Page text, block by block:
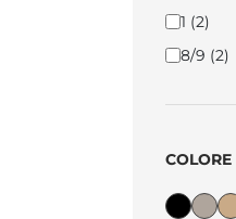
1 (2)
8/9 (2)
COLORE